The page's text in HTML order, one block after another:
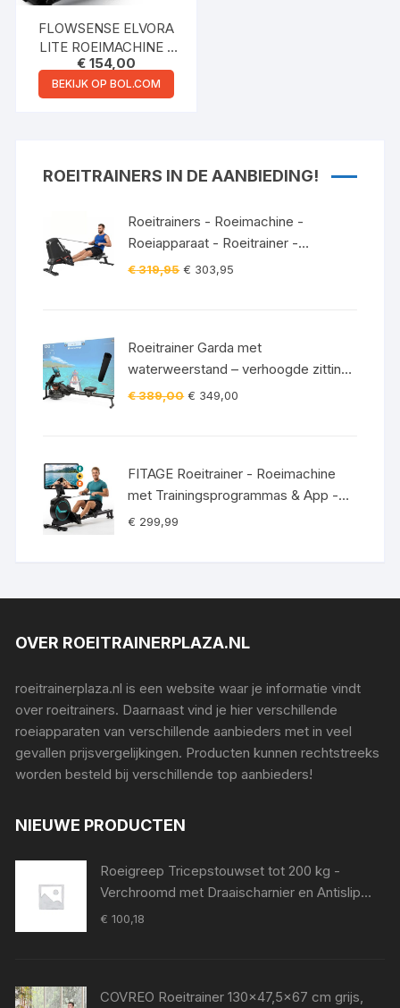
FLOWSENSE ELVORA
LITE ROEIMACHINE –
INKLAPBAAR
ROEIAPPARAAT –
ELASTISCHE
GEBRUIKERS TOT 200
FITNESS ROEITRAINER
€ 154,00
BEKIJK OP BOL.COM
ROEITRAINERS IN DE AANBIEDING!
Roeitrainers - Roeimachine -
Roeiapparaat - Roeitrainer -
Crosstrainer - Inklapbaar - Zwart
€319,95 Oorspronkelijke
€ 303,95
Roeitrainer Garda met
waterweerstand – verhoogde zitting
– Bluetooth – 120 kg incl.
€389,00 Oorspronkelijke
€ 349,00
FITAGE Roeitrainer - Roeimachine
met Trainingsprogrammas & App -
Inklapbaar Roeiapparaat met 16
€ 299,99
OVER ROEITRAINERPLAZA.NL
roeitrainerplaza.nl is een website waar je informatie vindt
over roeitrainers. Daarnaast vind je hier verschillende
roeiapparaten van verschillende aanbieders met in veel
gevallen prijsvergelijkingen. Producten kunnen rechtstreeks
worden besteld bij verschillende top aanbieders!
NIEUWE PRODUCTEN
Roeigreep Tricepstouwset tot 200 kg -
Verchroomd met Draaischarnier en Antislip
Grip voor Krachttraining
€ 100,18
COVREO Roeitrainer 130x47,5x67 cm grijs,